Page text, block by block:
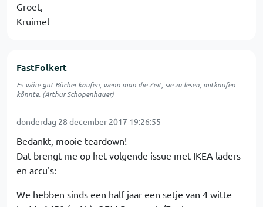
Groet,
Kruimel
FastFolkert
Es wäre gut Bücher kaufen, wenn man die Zeit, sie zu lesen, mitkaufen
könnte. (Arthur Schopenhauer)
donderdag 28 december 2017 19:26:55
Bedankt, mooie teardown!
Dat brengt me op het volgende issue met IKEA laders
en accu's:
We hebben sinds een half jaar een setje van 4 witte